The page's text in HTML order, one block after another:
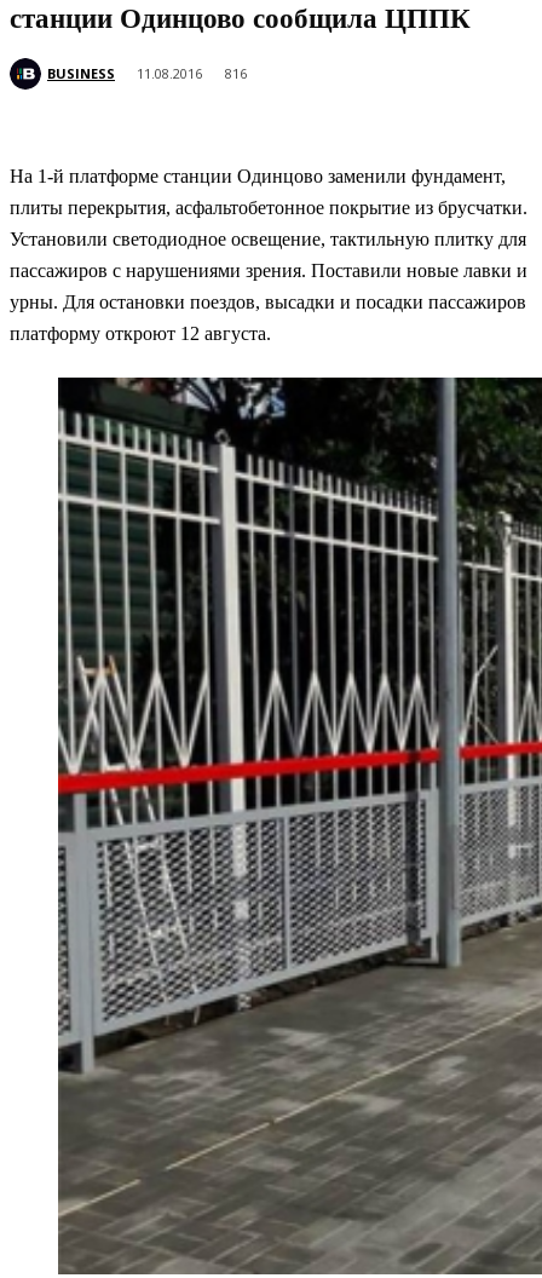
станции Одинцово сообщила ЦППК
BUSINESS 11.08.2016 816
На 1-й платформе станции Одинцово заменили фундамент,
плиты перекрытия, асфальтобетонное покрытие из брусчатки.
Установили светодиодное освещение, тактильную плитку для
пассажиров с нарушениями зрения. Поставили новые лавки и
урны. Для остановки поездов, высадки и посадки пассажиров
платформу откроют 12 августа.